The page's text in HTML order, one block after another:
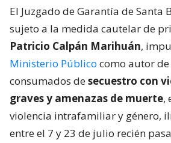
El Juzgado de Garantía de Santa
sujeto a la medida cautelar de
Patricio Calpán Marihuán,
Ministerio Público como autor
consumados desecuestro con
graves y amenazas de muerte,
violencia intrafamiliar y género,
entre el 7 y 23 de julio recién